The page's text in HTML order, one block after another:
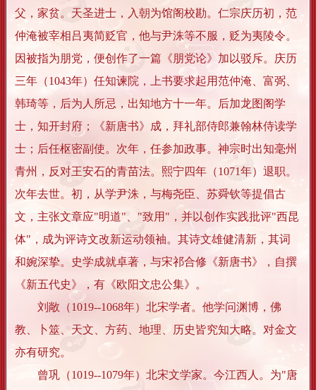
父，家贫。天圣进士，入朝为馆阁校勘。仁宗庆历初，范
仲淹被宰相吕夷简贬官，他与尹洙等不服，贬为夷陵令。
因被指为朋党，便创作了一篇《朋党论》加以驳斥。庆历
三年（1043年）任知谏院，上书要求起用范仲淹、富弼、
韩琦等，后为人所忌，出知地方十一年。后加龙图阁学
士，知开封府；《新唐书》成，拜礼部侍郎兼翰林侍读学
士；后任枢密副使。次年，任参加政事。神宗时出知毫州
青州，反对王安石的青苗法。熙宁四年（1071年）退职。
次年去世。初，从学尹洙，与梅尧臣、苏舜钦等提倡古
文，主张文章应"明道"、"致用"，并以创作实践批评"西昆
体"，成为评诗文改新运动领袖。其诗文雄健清新，其词
和婉深挚。史学成就卓著，与宋祁合修《新唐书》，自撰
《新五代史》，有《欧阳文忠公集》。
刘敞（1019--1068年）北宋学者。他学问渊博，佛
教、卜筮、天文、方药、地理、历史皆究知大略。对金文
亦有研究。
曾巩（1019--1079年）北宋文学家。今江西人。为"唐